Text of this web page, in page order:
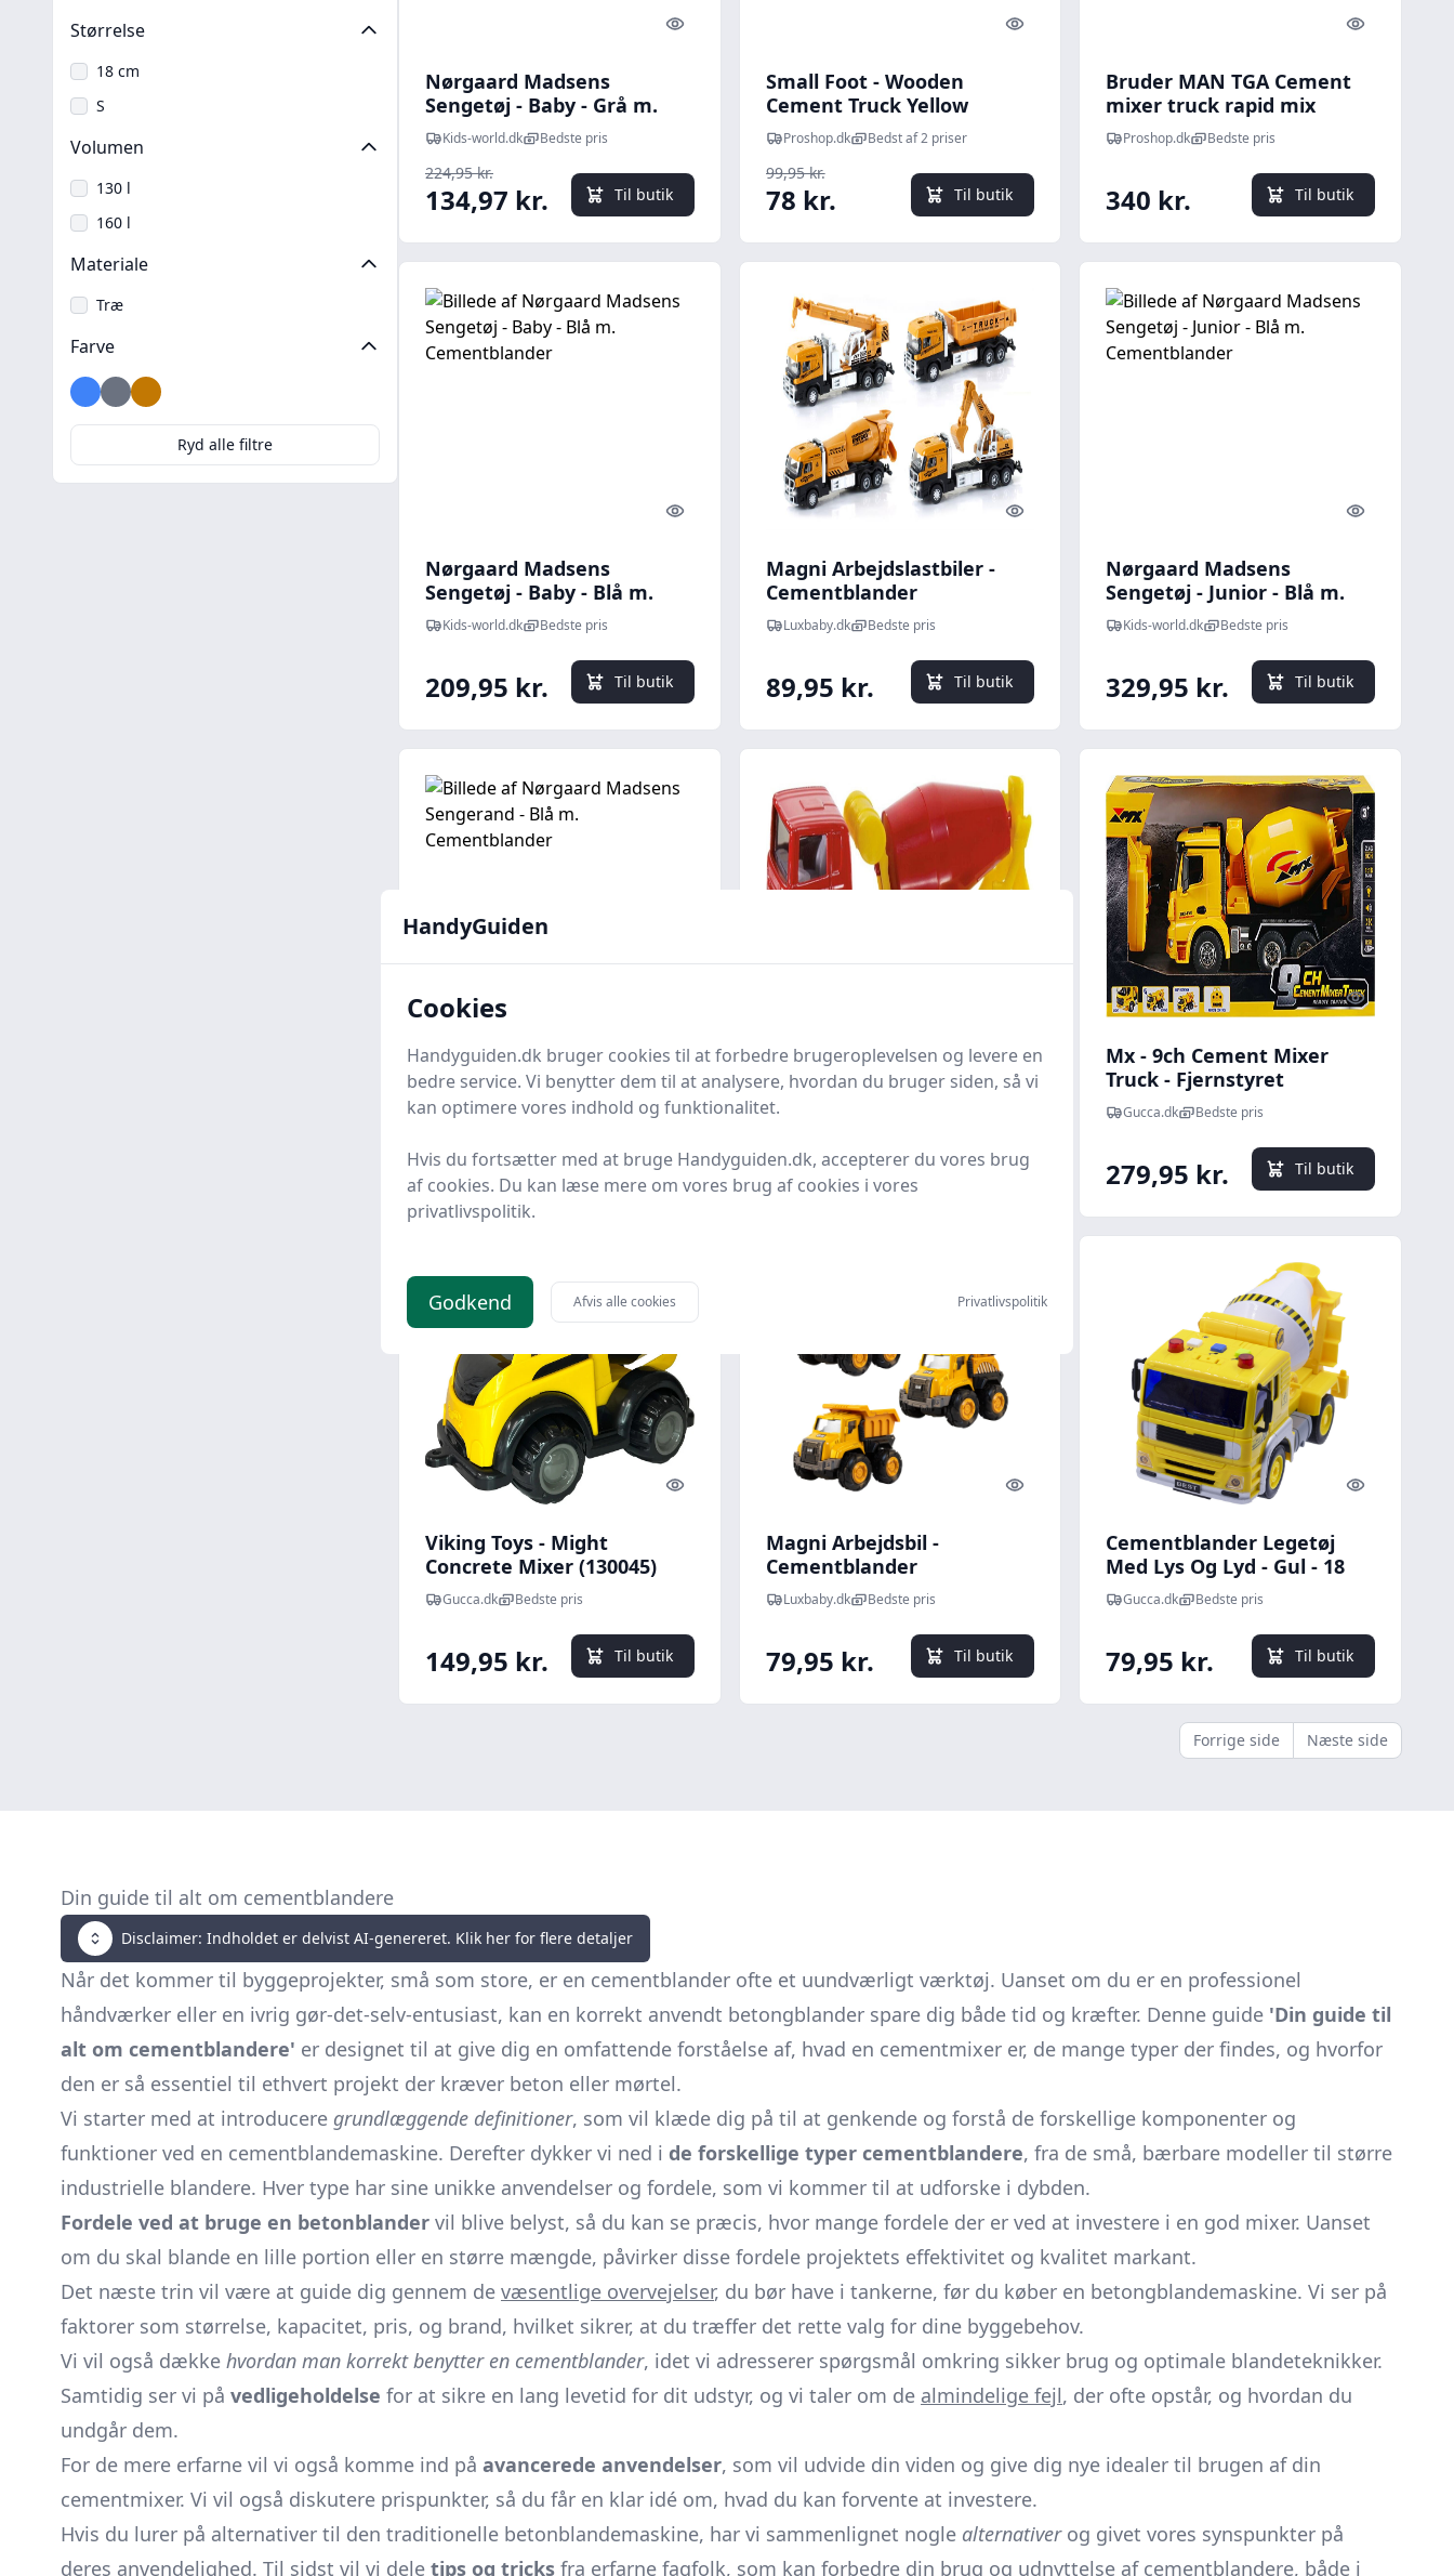
Størrelse
18 cm
S
Volumen
130 l
160 l
Materiale
Træ
Farve
Blå GråGul
Ryd alle filtre
Quick look
Nørgaard Madsens
Sengetøj - Baby - Grå m.
Maskiner
Kids-world.dk Bedste pris
224,95 kr.
134,97 kr. Til butik
Quick look
Small Foot - Wooden
Cement Truck Yellow
Proshop.dk Bedst af 2 priser
99,95 kr.
78 kr. Til butik
Quick look
Bruder MAN TGA Cement
mixer truck rapid mix
Proshop.dk Bedste pris
340 kr. Til butik
Quick look
Nørgaard Madsens
Sengetøj - Baby - Blå m.
Cementblander
Kids-world.dk Bedste pris
209,95 kr. Til butik
Quick look
Magni Arbejdslastbiler -
Cementblander
Luxbaby.dk Bedste pris
89,95 kr. Til butik
Quick look
Nørgaard Madsens
Sengetøj - Junior - Blå m.
Cementblander
Kids-world.dk Bedste pris
329,95 kr. Til butik
Nørgaard Madsens
Sengerand - Blå m.
Cementblander
Kids-world.dk Bedste pris
549,95 kr. Til butik
Siku 0813 - Lastbil Legetøj
Med Betonblander - 1:87
39,95 kr. Til butik
Quick look
Mx - 9ch Cement Mixer
Truck - Fjernstyret
Cementblander - Z6813a
Gucca.dk Bedste pris
279,95 kr. Til butik
Quick look
Viking Toys - Might
Concrete Mixer (130045)
Gucca.dk Bedste pris
149,95 kr. Til butik
Quick look
Magni Arbejdsbil -
Cementblander
Luxbaby.dk Bedste pris
79,95 kr. Til butik
Quick look
Cementblander Legetøj
Med Lys Og Lyd - Gul - 18
CmGucca.dk Bedste pris
79,95 kr. Til butik
Forrige side Næste side
Din guide til alt om cementblandere
Disclaimer: Indholdet er delvist AI-genereret. Klik her for flere detaljer
Når det kommer til byggeprojekter, små som store, er en cementblander ofte et uundværligt værktøj. Uanset om du er en professionel
håndværker eller en ivrig gør-det-selv-entusiast, kan en korrekt anvendt betongblander spare dig både tid og kræfter. Denne guide 'Din guide til
alt om cementblandere' er designet til at give dig en omfattende forståelse af, hvad en cementmixer er, de mange typer der findes, og hvorfor
den er så essentiel til ethvert projekt der kræver beton eller mørtel.
Vi starter med at introducere grundlæggende definitioner, som vil klæde dig på til at genkende og forstå de forskellige komponenter og
funktioner ved en cementblandemaskine. Derefter dykker vi ned i de forskellige typer cementblandere, fra de små, bærbare modeller til større
industrielle blandere. Hver type har sine unikke anvendelser og fordele, som vi kommer til at udforske i dybden.
Fordele ved at bruge en betonblander vil blive belyst, så du kan se præcis, hvor mange fordele der er ved at investere i en god mixer. Uanset
om du skal blande en lille portion eller en større mængde, påvirker disse fordele projektets effektivitet og kvalitet markant.
Det næste trin vil være at guide dig gennem de væsentlige overvejelser, du bør have i tankerne, før du køber en betongblandemaskine. Vi ser på
faktorer som størrelse, kapacitet, pris, og brand, hvilket sikrer, at du træffer det rette valg for dine byggebehov.
Vi vil også dække hvordan man korrekt benytter en cementblander, idet vi adresserer spørgsmål omkring sikker brug og optimale blandeteknikker.
Samtidig ser vi på vedligeholdelse for at sikre en lang levetid for dit udstyr, og vi taler om de almindelige fejl, der ofte opstår, og hvordan du
undgår dem.
For de mere erfarne vil vi også komme ind på avancerede anvendelser, som vil udvide din viden og give dig nye idealer til brugen af din
cementmixer. Vi vil også diskutere prispunkter, så du får en klar idé om, hvad du kan forvente at investere.
Hvis du lurer på alternativer til den traditionelle betonblandemaskine, har vi sammenlignet nogle alternativerog givet vores synspunkter på
deres anvendelighed. Til sidst vil vi dele tips og tricks fra erfarne fagfolk, som kan forbedre din brug og udnyttelse af cementblandere, både i
HandyGuiden
Cookies
Handyguiden.dk bruger cookies til at forbedre brugeroplevelsen og levere en
bedre service. Vi benytter dem til at analysere, hvordan du bruger siden, så vi
kan optimere vores indhold og funktionalitet.
Hvis du fortsætter med at bruge Handyguiden.dk, accepterer du vores brug
af cookies. Du kan læse mere om vores brug af cookies i vores
privatlivspolitik.
Godkend Afvis alle cookies Privatlivspolitik